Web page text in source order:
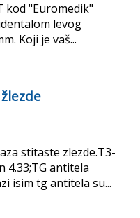
kod "Euromedik"
levog
Koji je vaš...
stitaste zlezde.T3-
4.33;TG antitela
isim tg antitela su...